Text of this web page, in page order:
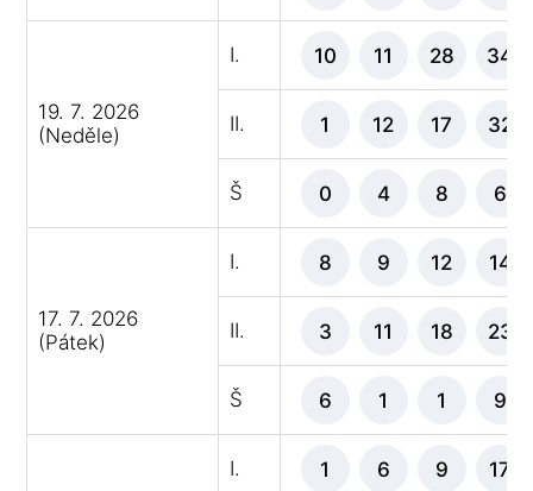
19. 7. 2026
(Neděle)
I. 10 11 28 34
II. 1 12 17 32
Š 0 4 8 6
17. 7. 2026
(Pátek)
I. 8 9 12 14
II. 3 11 18 23
Š 6 1 1 9
I. 1 6 9 17